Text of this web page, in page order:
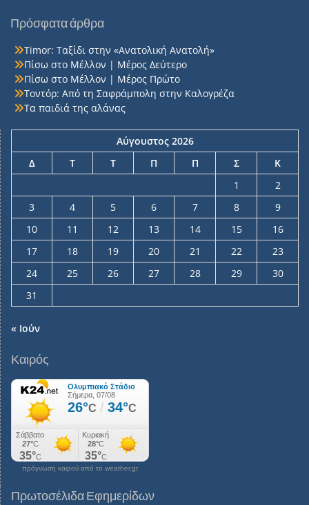
Πρόσφατα άρθρα
Timor: Ταξίδι στην «Ανατολική Ανατολή»
Πίσω στο Μέλλον | Μέρος Δεύτερο
Πίσω στο Μέλλον | Μέρος Πρώτο
Τοντόρ: Από τη Σαφράμπολη στην Καλογρέζα
Τα παιδιά της αλάνας
Αύγουστος 2026
Δ
Τ Τ Π Π Σ
Κ
1
2
3
4 5 6 7 8
9
10
11 12 13 14 15
16
17
18 19 20 21 22
23
24
25 26 27 28 29
30
31
« Ιούν
Καιρός
πρόγνωση καιρού από το weather.gr
Πρωτοσέλιδα Εφημερίδων